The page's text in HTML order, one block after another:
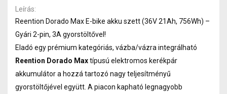
Leírás
Reention Dorado Max E-bike akku szett (36V 21Ah, 756Wh) –
Gyári 2-pin, 3A gyorstöltővel!
Eladó egy prémium kategóriás, vázba/vázra integrálható
Reention Dorado Maxtípusú elektromos kerékpár
akkumulátor a hozzá tartozó nagy teljesítményű
gyorstöltőjével együtt. A piacon kapható legnagyobb